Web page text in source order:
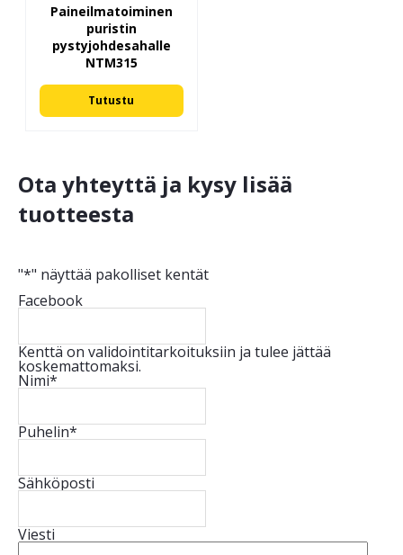
Paineilmatoiminen
puristin
pystyjohdesahalle
NTM315
Tutustu
Ota yhteyttä ja kysy lisää
tuotteesta
"*" näyttää pakolliset kentät
Facebook
Kenttä on validointitarkoituksiin ja tulee jättää
koskemattomaksi.
Nimi*
Puhelin*
Sähköposti
Viesti